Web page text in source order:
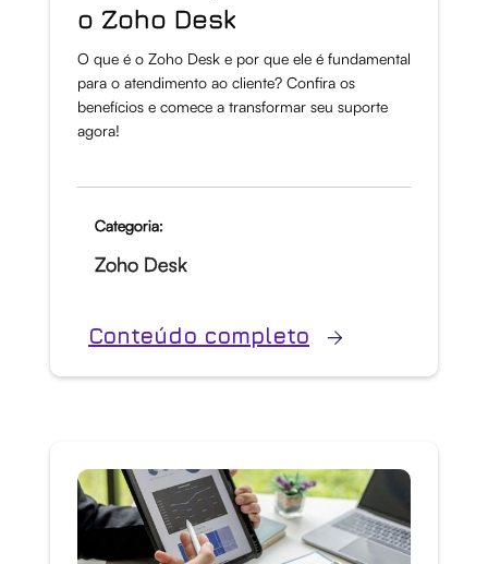
o Zoho Desk
O que é o Zoho Desk e por que ele é fundamental
para o atendimento ao cliente? Confira os
benefícios e comece a transformar seu suporte
agora!
Categoria:
Zoho Desk
Conteúdo completo